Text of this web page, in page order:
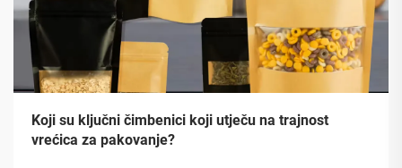
Koji su ključni čimbenici koji utječu na trajnost
vrećica za pakovanje?